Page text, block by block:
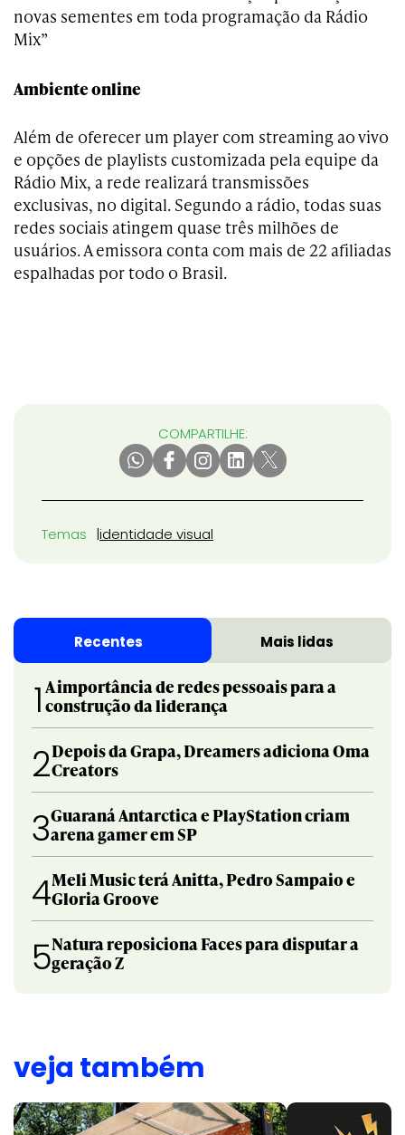
novas sementes em toda programação da Rádio
Mix”
Ambiente online
Além de oferecer um player com streaming ao vivo
e opções de playlists customizada pela equipe da
Rádio Mix, a rede realizará transmissões
exclusivas, no digital. Segundo a rádio, todas suas
redes sociais atingem quase três milhões de
usuários. A emissora conta com mais de 22 afiliadas
espalhadas por todo o Brasil.
COMPARTILHE:
Temas identidade visual
Recentes Mais lidas
1 A importância de redes pessoais para a
construção da liderança
2Depois da Grapa, Dreamers adiciona Oma
Creators
3Guaraná Antarctica e PlayStation criam
arena gamer em SP
4Meli Music terá Anitta, Pedro Sampaio e
Gloria Groove
5Natura reposiciona Faces para disputar a
geração Z
veja também